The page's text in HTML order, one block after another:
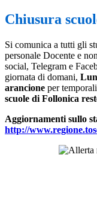
Chiusura
Si comunica a tutti gli
personale Docente e
social, Telegram e
giornata di domani,
arancione per
scuole di Follonica
Aggiornamenti sullo
http://